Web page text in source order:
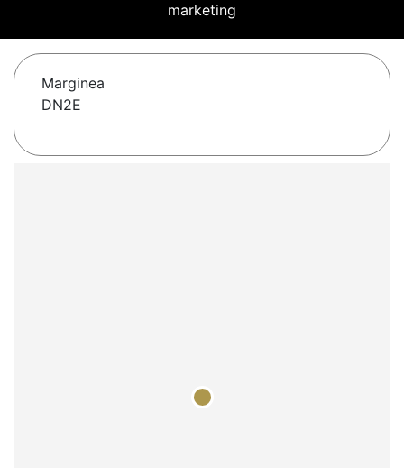
marketing
Marginea
DN2E